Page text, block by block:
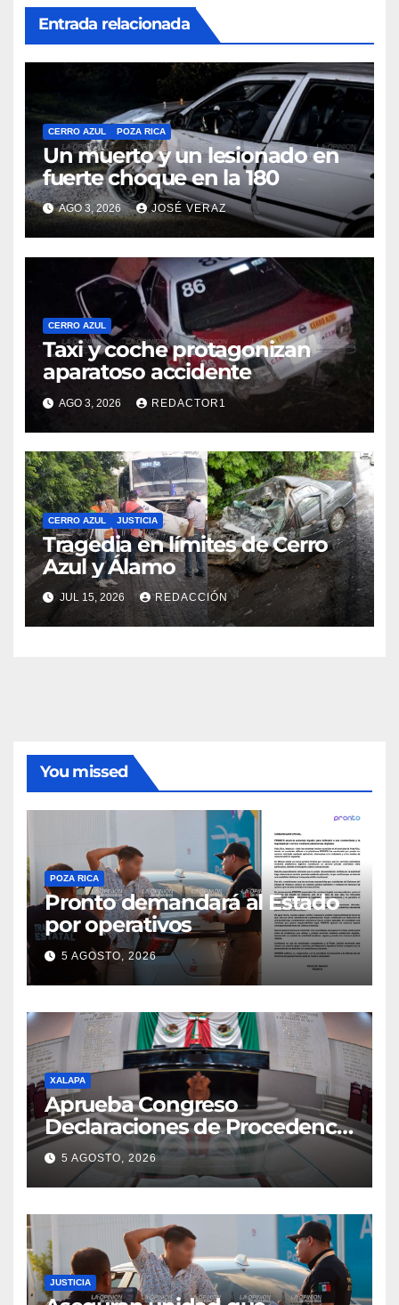
Entrada relacionada
CERRO AZUL POZA RICA
Un muerto y un lesionado en
fuerte choque en la 180
AGO 3, 2026 JOSÉ VERAZ
CERRO AZUL
Taxi y coche protagonizan
aparatoso accidente
AGO 3, 2026 REDACTOR1
CERRO AZUL JUSTICIA
Tragedia en límites de Cerro
Azul y Álamo
JUL 15, 2026 REDACCIÓN
You missed
POZA RICA
Pronto demandará al Estado
por operativos
5 AGOSTO, 2026
XALAPA
Aprueba Congreso
Declaraciones de Procedencia
en contra de dos munícipes
5 AGOSTO, 2026
JUSTICIA